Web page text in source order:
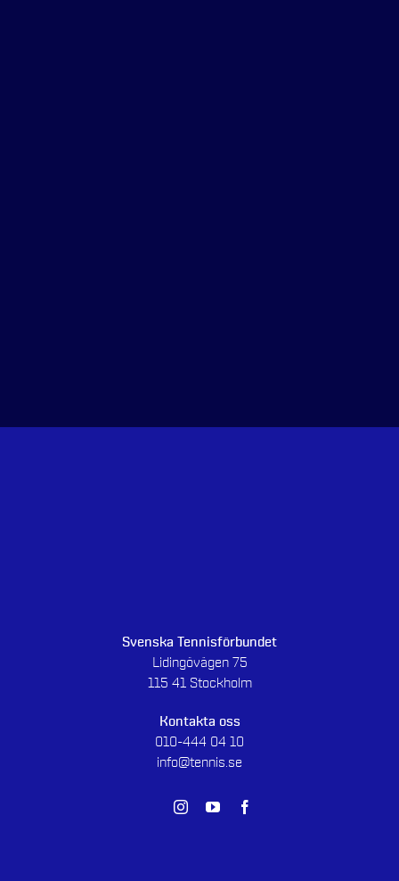
Svenska Tennisförbundet
Lidingövägen 75
115 41 Stockholm
Kontakta oss
010-444 04 10
info@tennis.se